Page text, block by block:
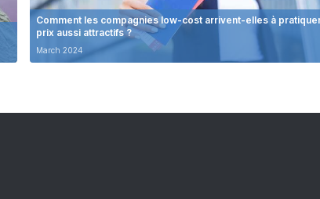
Comment les compagnies low-cost arrivent-elles à
prix aussi attractifs ?
March 2024